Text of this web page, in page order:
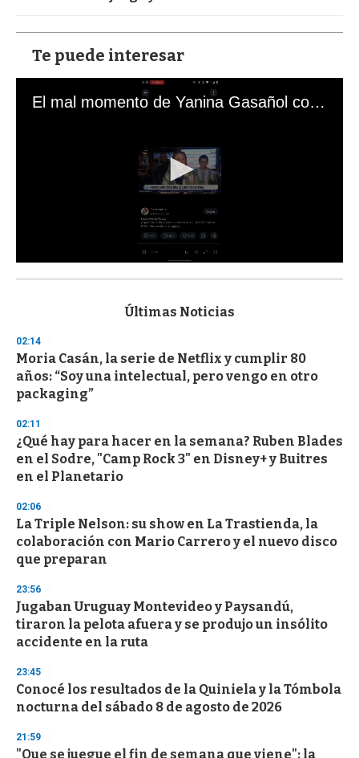
Te puede interesar
El mal momento de Yanina Gasañol con un hincha argentino en "Subrayado"
s
d
s
o
f
3
s
c
o
n
Últimas Noticias
02:14
Moria Casán, la serie de Netflix y cumplir 80
años: “Soy una intelectual, pero vengo en otro
packaging”
02:11
¿Qué hay para hacer en la semana? Ruben Blades
en el Sodre, "Camp Rock 3" en Disney+ y Buitres
en el Planetario
02:06
La Triple Nelson: su show en La Trastienda, la
colaboración con Mario Carrero y el nuevo disco
que preparan
23:56
Jugaban Uruguay Montevideo y Paysandú,
tiraron la pelota afuera y se produjo un insólito
accidente en la ruta
23:45
Conocé los resultados de la Quiniela y la Tómbola
nocturna del sábado 8 de agosto de 2026
21:59
"Que se juegue el fin de semana que viene": la